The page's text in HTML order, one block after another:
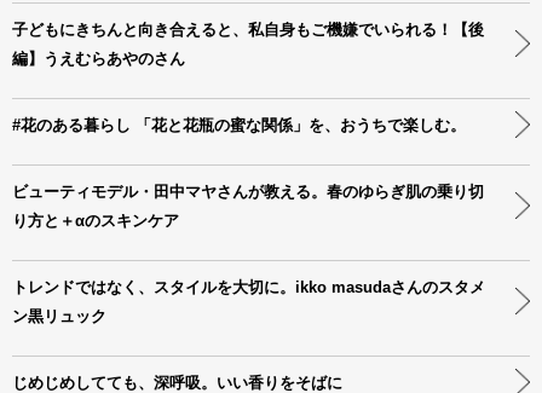
子どもにきちんと向き合えると、私自身もご機嫌でいられる！【後
編】うえむらあやのさん
#花のある暮らし 「花と花瓶の蜜な関係」を、おうちで楽しむ。
ビューティモデル・田中マヤさんが教える。春のゆらぎ肌の乗り切
り方と＋αのスキンケア
トレンドではなく、スタイルを大切に。ikko masudaさんのスタメ
ン黒リュック
じめじめしてても、深呼吸。いい香りをそばに